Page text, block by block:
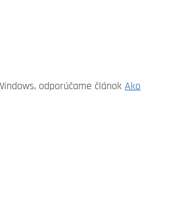
odporúčame článok Ako